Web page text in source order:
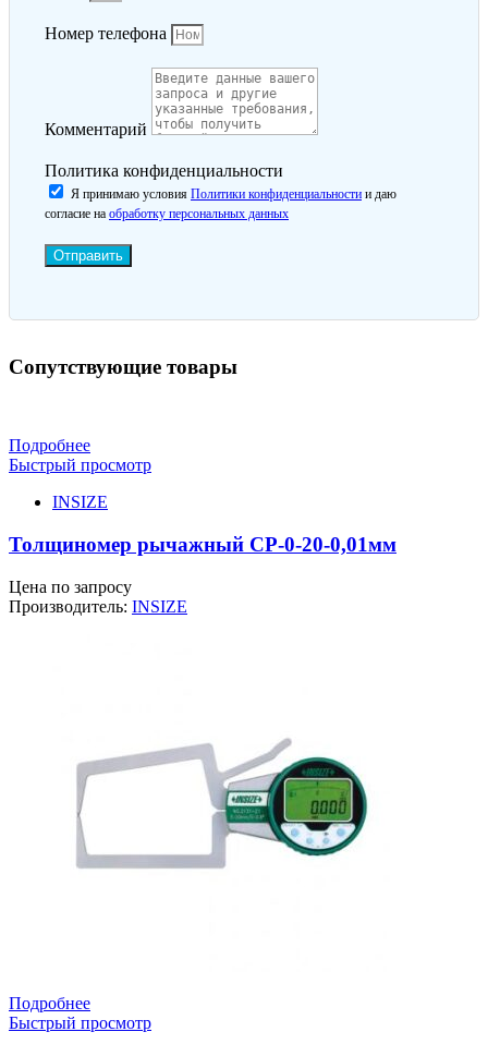
Номер телефона
Комментарий
Политика конфиденциальности
Я принимаю условия Политики конфиденциальности и даю
согласие на обработку персональных данных
Отправить
Сопутствующие товары
Подробнее
Быстрый просмотр
INSIZE
Толщиномер рычажный СР-0-20-0,01мм
Цена по запросу
Производитель: INSIZE
Подробнее
Быстрый просмотр